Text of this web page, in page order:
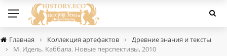
Главная › Коллекция артефактов › Древние знания и тексты
› М. Идель. Каббала. Новые перспективы, 2010